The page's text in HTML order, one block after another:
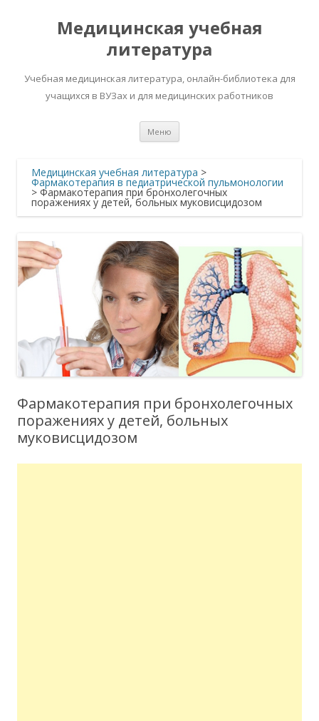
Медицинская учебная
литература
Учебная медицинская литература, онлайн-библиотека для
учащихся в ВУЗах и для медицинских работников
Меню
Медицинская учебная литература >
Фармакотерапия в педиатрической пульмонологии
> Фармакотерапия при бронхолегочных
поражениях у детей, больных муковисцидозом
Фармакотерапия при бронхолегочных
поражениях у детей, больных
муковисцидозом